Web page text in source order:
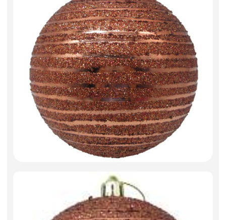
Искусственные цветы и растения
Декоративные вазы, кашпо
Фоамиран
Игрушки мягкие